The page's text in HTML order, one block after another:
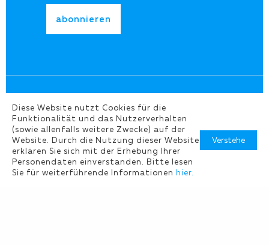
©Copyright 2026
Impressum AGB Datenschutz
Diese Website nutzt Cookies für die
Funktionalität und das Nutzerverhalten
(sowie allenfalls weitere Zwecke) auf der
Website. Durch die Nutzung dieser Website
erklären Sie sich mit der Erhebung Ihrer
Personendaten einverstanden. Bitte lesen
Sie für weiterführende Informationen hier.
Verstehe